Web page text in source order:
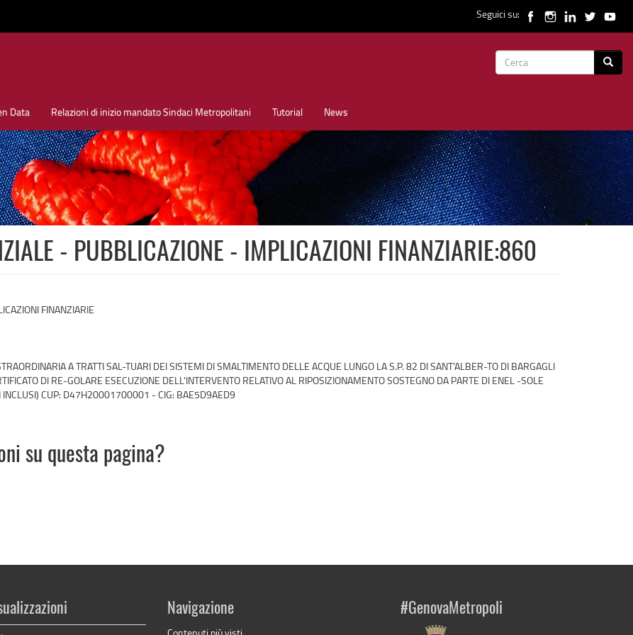
Seguici su:
Form
Data Relazioni di inizio mandato Sindaci Metropolitani Tutorial News
- PUBBLICAZIONE - IMPLICAZIONI FINANZIARIE:860
FINANZIARIE
A TRATTI SAL-TUARI DEI SISTEMI DI SMALTIMENTO DELLE ACQUE LUNGO LA S.P. 82 DI SANT'ALBER-TO DI BARGAGLI
DI RE-GOLARE ESECUZIONE DELL'INTERVENTO RELATIVO AL RIPOSIZIONAMENTO SOSTEGNO DA PARTE DI ENEL -SOLE
CUP: D47H20001700001 - CIG: BAE5D9AED9
su questa pagina?
Navigazione
Contenuti più visti
#GenovaMetropoli